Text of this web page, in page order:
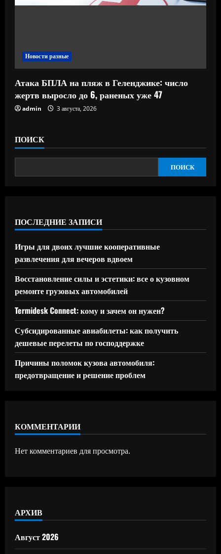
Новости разные
Атака БПЛА на пляж в Геленджике: число
жертв выросло до 6, раненых уже 47
admin 3 августа, 2026
ПОИСК
ПОИСК
ПОСЛЕДНИЕ ЗАПИСИ
Игры для двоих лучшие кооперативные
развлечения для вечеров вдвоем
Восстановление силы и эстетики: все о кузовном
ремонте грузовых автомобилей
Termidesk Connect: кому и зачем он нужен?
Субсидированные авиабилеты: как получить
дешевые перелеты по господдержке
Причины поломок кузова автомобиля:
предотвращение и решение проблем
КОММЕНТАРИИ
Нет комментариев для просмотра.
АРХИВ
Август 2026